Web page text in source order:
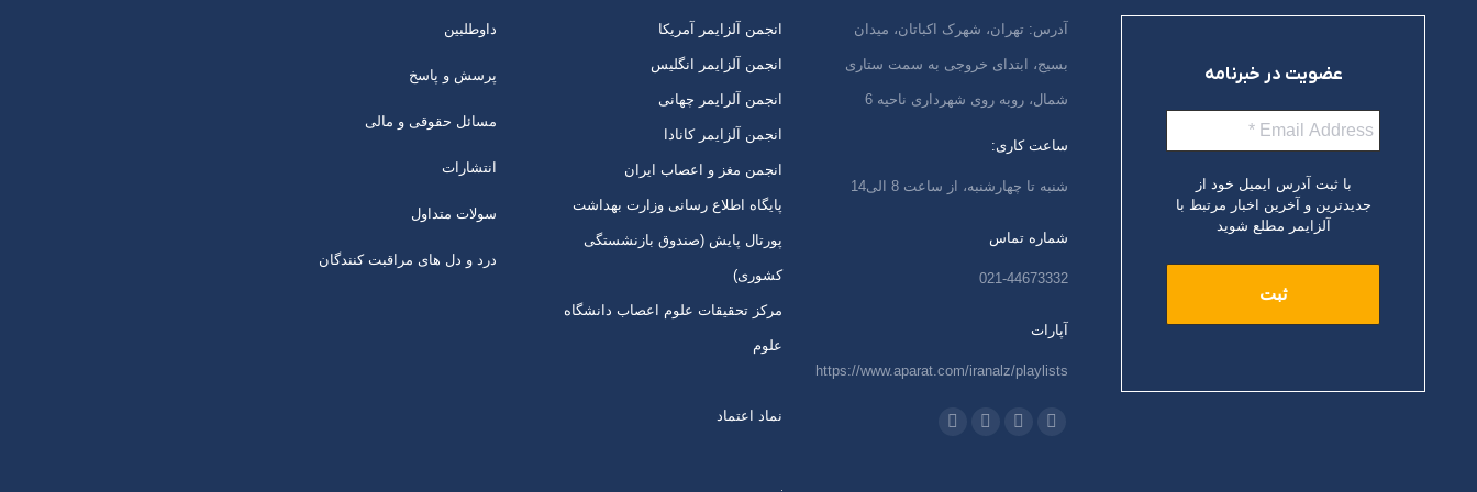
عضویت در خبرنامه
با ثبت آدرس ایمیل خود از
جدیدترین و آخرین اخبار مرتبط با
آلزایمر مطلع شوید
آدرس: تهران، شهرک اکباتان، میدان
بسیج، ابتدای خروجی به سمت ستاری
شمال، روبه روی شهرداری ناحیه 6
ساعت کاری:
شنبه تا چهارشنبه، از ساعت 8 الی14
شماره تماس
021-44673332
آپارات
https://www.aparat.com/iranalz/playlists
ما را دنبال کنید در:
انجمن آلزایمر آمریکا
انجمن آلزایمر انگلیس
انجمن آلرایمر چهانی
انجمن آلزایمر کانادا
انجمن مغز و اعصاب ایران
پایگاه اطلاع رسانی وزارت بهداشت
پورتال پایش (صندوق بازنشستگی
کشوری)
مرکز تحقیقات علوم اعصاب دانشگاه
علوم
نماد اعتماد
داوطلبین
پرسش و پاسخ
مسائل حقوقی و مالی
انتشارات
سولات متداول
درد و دل های مراقبت کنندگان